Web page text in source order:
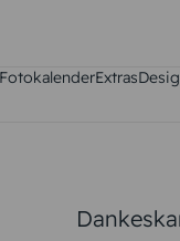
FotokalenderExtras